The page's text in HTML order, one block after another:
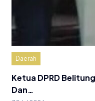
Daerah
Ketua DPRD
Dan…